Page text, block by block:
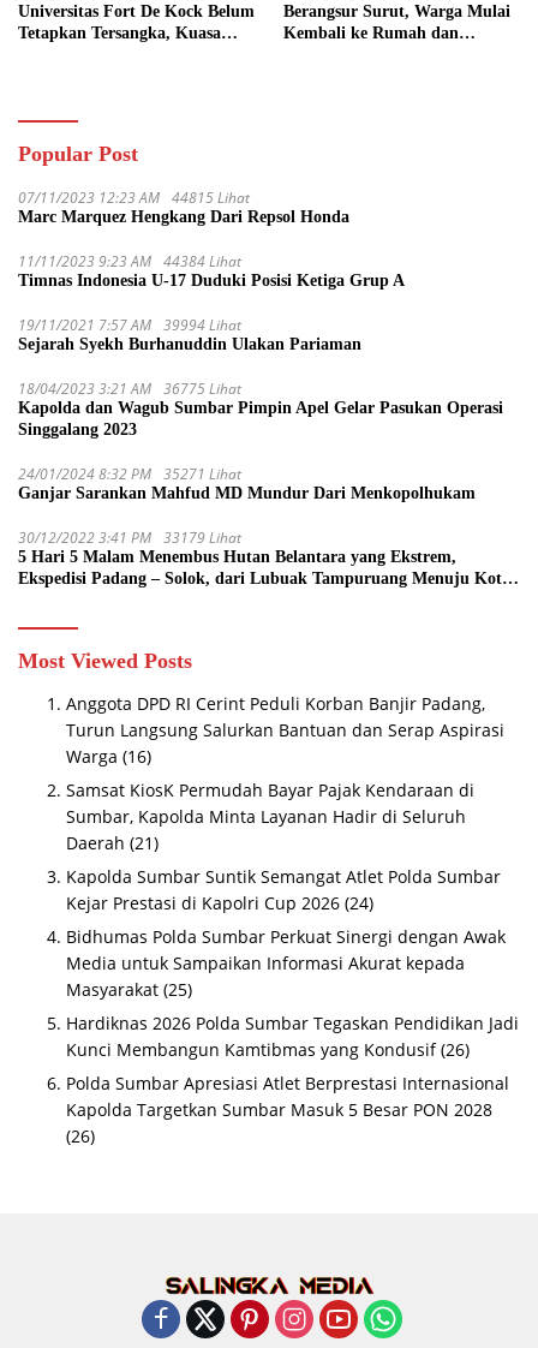
Universitas Fort De Kock Belum
Tetapkan Tersangka, Kuasa
Berangsur Surut, Warga Mulai
Kembali ke Rumah dan
Popular Post
07/11/2023 12:23 AM 44815 Lihat
Marc Marquez Hengkang Dari Repsol Honda
11/11/2023 9:23 AM 44384 Lihat
Timnas Indonesia U-17 Duduki Posisi Ketiga Grup A
19/11/2021 7:57 AM 39994 Lihat
Sejarah Syekh Burhanuddin Ulakan Pariaman
18/04/2023 3:21 AM 36775 Lihat
Kapolda dan Wagub Sumbar Pimpin Apel Gelar Pasukan Operasi
Singgalang 2023
24/01/2024 8:32 PM 35271 Lihat
Ganjar Sarankan Mahfud MD Mundur Dari Menkopolhukam
30/12/2022 3:41 PM 33179 Lihat
5 Hari 5 Malam Menembus Hutan Belantara yang Ekstrem,
Ekspedisi Padang – Solok, dari Lubuak Tampuruang Menuju Koto
Most Viewed Posts
Anggota DPD RI Cerint Peduli Korban Banjir Padang,
Turun Langsung Salurkan Bantuan dan Serap Aspirasi
Warga (16)
Samsat KiosK Permudah Bayar Pajak Kendaraan di
Sumbar, Kapolda Minta Layanan Hadir di Seluruh
Daerah (21)
Kapolda Sumbar Suntik Semangat Atlet Polda Sumbar
Kejar Prestasi di Kapolri Cup 2026 (24)
Bidhumas Polda Sumbar Perkuat Sinergi dengan Awak
Media untuk Sampaikan Informasi Akurat kepada
Masyarakat (25)
Hardiknas 2026 Polda Sumbar Tegaskan Pendidikan Jadi
Kunci Membangun Kamtibmas yang Kondusif (26)
Polda Sumbar Apresiasi Atlet Berprestasi Internasional
Kapolda Targetkan Sumbar Masuk 5 Besar PON 2028
(26)